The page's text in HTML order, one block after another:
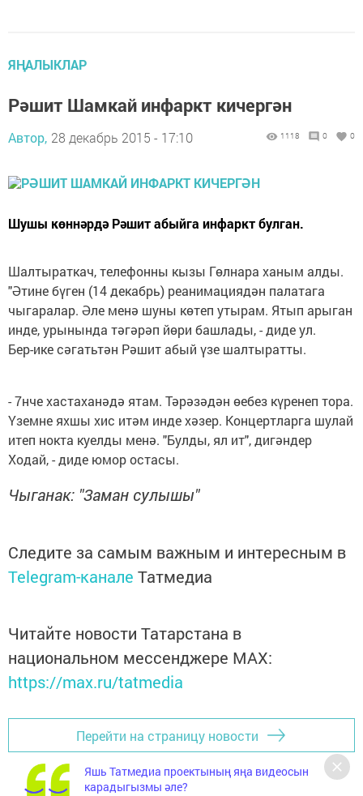
ЯҢАЛЫКЛАР
Рәшит Шамкай инфаркт кичергән
Автор, 28 декабрь 2015 - 17:10 1118 0 0
Шушы көннәрдә Рәшит абыйга инфаркт булган.
Шалтыраткач, телефонны кызы Гөлнара ханым алды.
"Әтине бүген (14 декабрь) реанимациядән палатага
чыгаралар. Әле менә шуны көтеп утырам. Ятып арыган
инде, урынында тәгәрәп йөри башлады, - диде ул.
Бер-ике сәгатьтән Рәшит абый үзе шалтыратты.
- 7нче хастаханәдә ятам. Тәрәзәдән өебез күренеп тора.
Үземне яхшы хис итәм инде хәзер. Концертларга шулай
итеп нокта куелды менә. "Булды, ял ит", дигәндер
Ходай, - диде юмор остасы.
Чыганак: "Заман сулышы"
Следите за самым важным и интересным в
Telegram-канале Татмедиа
Читайте новости Татарстана в
национальном мессенджере MАХ:
https://max.ru/tatmedia
Перейти на страницу новости
Яшь Татмедиа проектының яңа видеосын
карадыгызмы әле?